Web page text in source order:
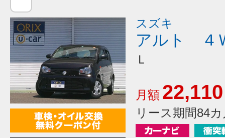
スズキ
アルト ４
Ｌ
月額 22,110
リース期間84